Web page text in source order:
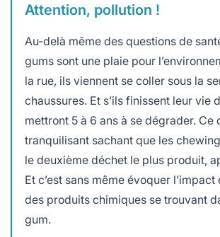
Attention, pollution !
Au-delà même des questions de
gums sont une plaie pour
la rue, ils viennent se coller sous la
chaussures. Et s’ils finissent leur vie
mettront 5 à 6 ans à se dégrader. Ce
tranquilisant sachant que les
le deuxième déchet le plus produit,
Et c’est sans même évoquer
des produits chimiques se trouvant
gum.